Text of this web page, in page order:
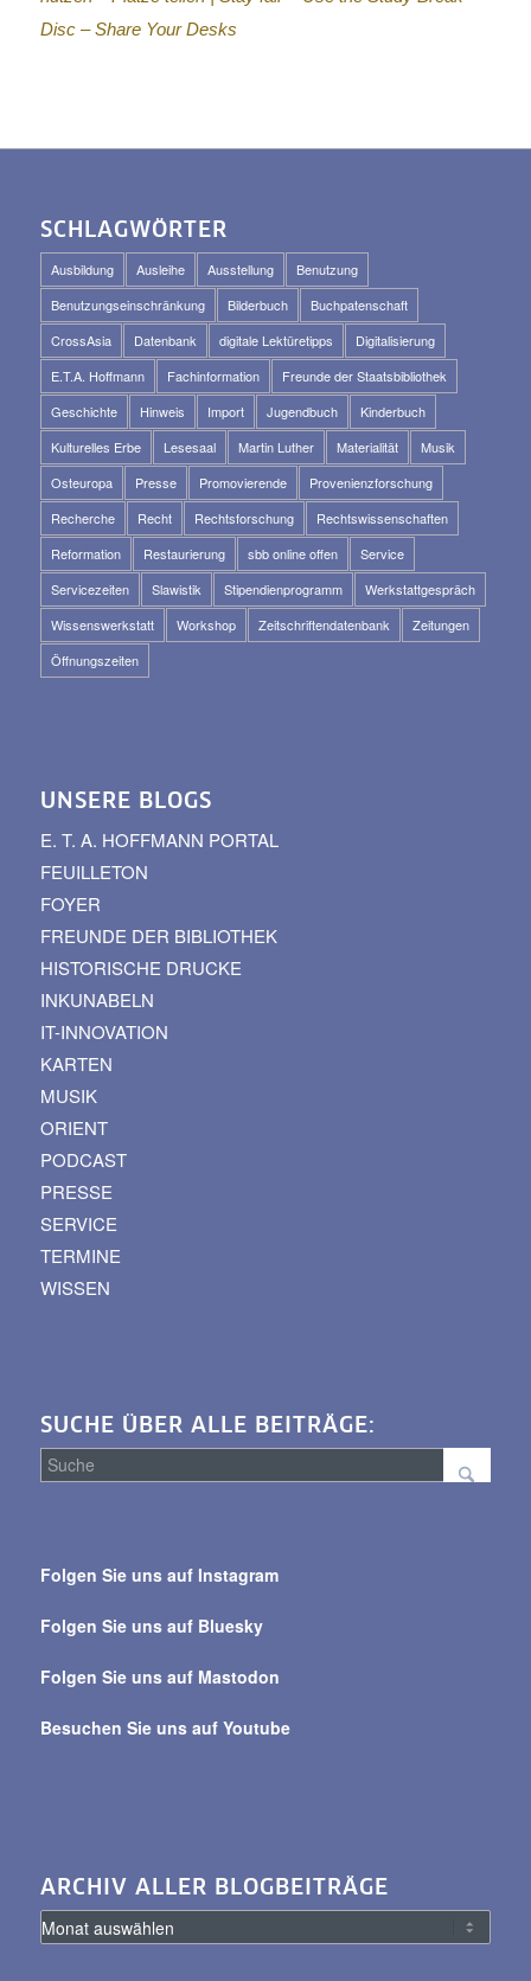
Disc – Share Your Desks
SCHLAGWÖRTER
Ausbildung Ausleihe Ausstellung
Benutzung
Benutzungseinschränkung
Bilderbuch
Buchpatenschaft
CrossAsia
Datenbank digitale Lektüretipps
Digitalisierung
E.T.A. Hoffmann
Fachinformation
Freunde der Staatsbibliothek
Geschichte
Hinweis Import Jugendbuch
Kinderbuch
Kulturelles Erbe
Lesesaal Martin Luther Materialität
Musik
Osteuropa
Presse Promovierende
Provenienzforschung
Recherche
Recht Rechtsforschung
Rechtswissenschaften
Reformation
Restaurierung sbb online offen
Service
Servicezeiten
Slawistik Stipendienprogramm
Werkstattgespräch
Wissenswerkstatt
Workshop Zeitschriftendatenbank
Zeitungen
Öffnungszeiten
UNSERE BLOGS
E. T. A. HOFFMANN PORTAL
FEUILLETON
FOYER
FREUNDE DER BIBLIOTHEK
HISTORISCHE DRUCKE
INKUNABELN
IT-INNOVATION
KARTEN
MUSIK
ORIENT
PODCAST
PRESSE
SERVICE
TERMINE
WISSEN
SUCHE ÜBER ALLE BEITRÄGE:
alle
Folgen Sie uns auf Instagram
Folgen Sie uns auf Bluesky
Folgen Sie uns auf Mastodon
Besuchen Sie uns auf Youtube
ARCHIV ALLER BLOGBEITRÄGE